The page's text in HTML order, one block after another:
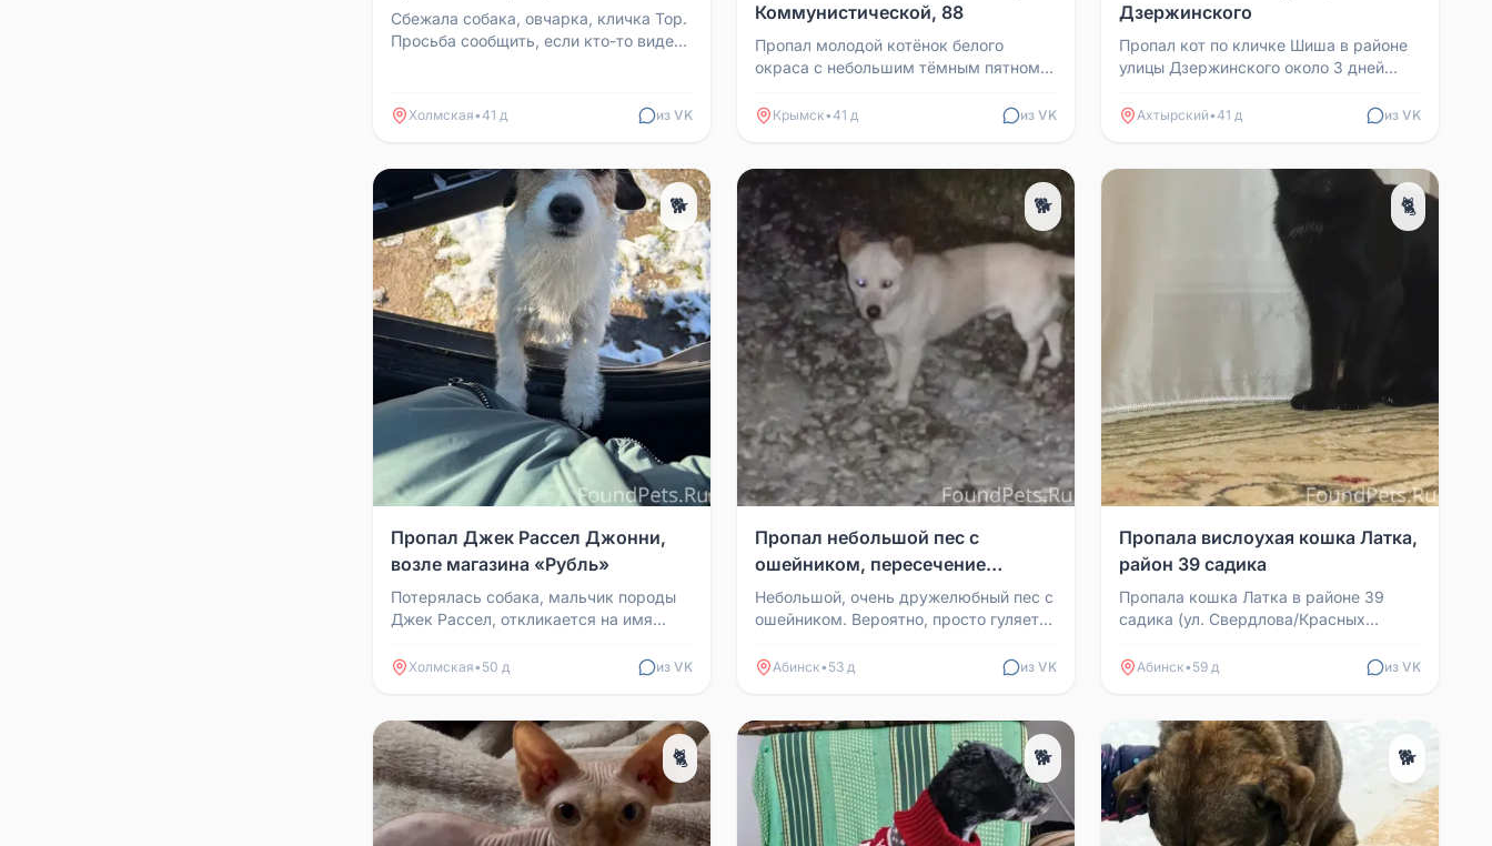
Сбежала собака, овчарка, кличка Тор.
Просьба сообщить, если кто-то видел
Холмская•41 д из VK
Коммунистической, 88
Пропал молодой котёнок белого
окраса с небольшим тёмным пятном
районе магазина магнит п...
Крымск•41 д из VK
Дзержинского
Пропал кот по кличке Шиша в районе
улицы Дзержинского около 3 дней
пугливый. Выпустили ...
Ахтырский•41 д из VK
🐕
Пропал Джек Рассел Джонни,
возле магазина «Рубль»
Потерялась собака, мальчик породы
Джек Рассел, откликается на имя
возле магазина «Рубль»...
Холмская• 50 д из VK
🐕
Пропал небольшой пес с
ошейником, пересечение
Красных Таманцев
Небольшой, очень дружелюбный пес с
ошейником. Вероятно, просто гуляет
потерялся, то ...
Абинск• 53 д из VK
🐈
Пропала вислоухая кошка Латка,
район 39 садика
Пропала кошка Латка в районе 39
садика (ул. Свердлова/Красных
сгибается). Просьба ...
Абинск• 59 д из VK
🐈 🐕 🐕